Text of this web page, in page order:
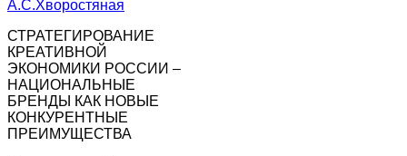
А.С.Хворостяная
СТРАТЕГИРОВАНИЕ
КРЕАТИВНОЙ
ЭКОНОМИКИ РОССИИ –
НАЦИОНАЛЬНЫЕ
БРЕНДЫ КАК НОВЫЕ
КОНКУРЕНТНЫЕ
ПРЕИМУЩЕСТВА